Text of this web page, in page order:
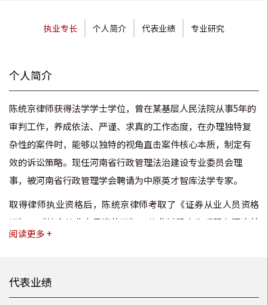
执业专长 个人简介 代表业绩 专业研究
个人简介
陈统京律师获得法学学士学位，曾在某基层人民法院从事5年的
审判工作，养成依法、严谨、求真的工作态度，在办理独特复
杂性的案件时，能够以独特的视角直击案件核心本质，制定有
效的诉讼策略。现任河南省行政管理法治建设专业委员会理
事，被河南省行政管理学会聘请为中原英才智库法学专家。
取得律师执业资格后， 陈统京律师考取了《证券从业人员资格
证》、《基金从业人员资格证》。执业过程中先后服务河南某
基金管理有限公司、深圳市某资产管理有限公司、某资本（深
司、河南某物流有限公司、河南某电建物贸有限公司、邮储银
行、农业银行、黄委会下属某防汛抗旱物资储备管理中心、河
阅读更多 +
代表业绩